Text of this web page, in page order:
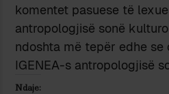
komentet pasuese të
antropologjisë sonë
ndoshta më tepër edhe se
IGENEA-s antropologjisë
Ndaje: